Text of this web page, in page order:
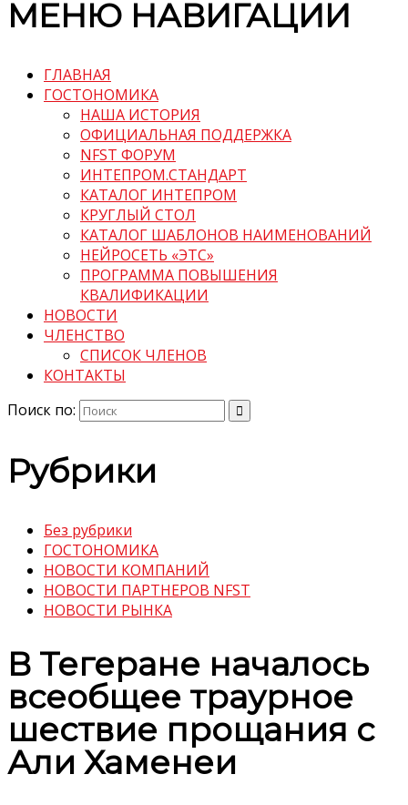
МЕНЮ НАВИГАЦИИ
ГЛАВНАЯ
ГОСТОНОМИКА
НАША ИСТОРИЯ
ОФИЦИАЛЬНАЯ ПОДДЕРЖКА
NFST ФОРУМ
ИНТЕПРОМ.СТАНДАРТ
КАТАЛОГ ИНТЕПРОМ
КРУГЛЫЙ СТОЛ
КАТАЛОГ ШАБЛОНОВ НАИМЕНОВАНИЙ
НЕЙРОСЕТЬ «ЭТС»
ПРОГРАММА ПОВЫШЕНИЯ
КВАЛИФИКАЦИИ
НОВОСТИ
ЧЛЕНСТВО
СПИСОК ЧЛЕНОВ
КОНТАКТЫ
Поиск по:
Рубрики
Без рубрики
ГОСТОНОМИКА
НОВОСТИ КОМПАНИЙ
НОВОСТИ ПАРТНЕРОВ NFST
НОВОСТИ РЫНКА
В Тегеране началось
всеобщее траурное
шествие прощания с
Али Хаменеи